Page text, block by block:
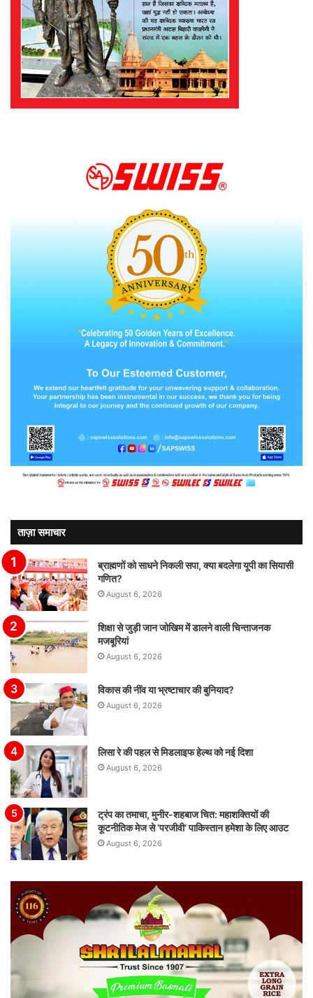
ताज़ा समाचार
ब्राह्मणों को साधने निकली सपा, क्या बदलेगा यूपी का सियासी
गणित?
August 6, 2026
शिक्षा से जुड़ी जान जोखिम में डालने वाली चिन्ताजनक
मजबूरियां
August 6, 2026
विकास की नींव या भ्रष्टाचार की बुनियाद?
August 6, 2026
लिसा रे की पहल से मिडलाइफ हेल्थ को नई दिशा
August 6, 2026
ट्रंप का तमाचा, मुनीर-शहबाज चित: महाशक्तियों की
कूटनीतिक मेज से ‘परजीवी’ पाकिस्तान हमेशा के लिए आउट
August 6, 2026